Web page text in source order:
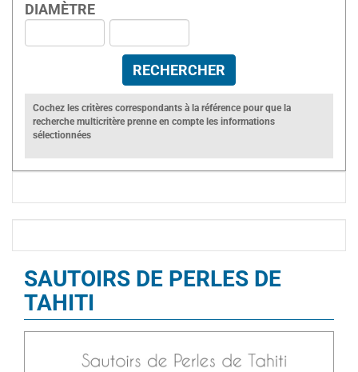
DIAMÈTRE
Cochez les critères correspondants à la référence pour que la
recherche multicritère prenne en compte les informations
sélectionnées
SAUTOIRS DE PERLES DE
TAHITI